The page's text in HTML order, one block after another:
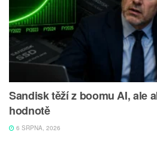
Sandisk těží z boomu AI, ale
hodnotě
6 SRPNA, 2026